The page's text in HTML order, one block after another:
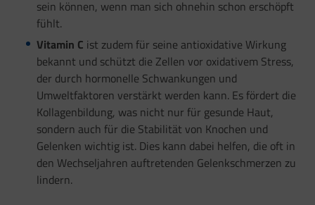
sein können, wenn man sich ohnehin schon erschöpft
fühlt.
Vitamin C ist zudem für seine antioxidative Wirkung
bekannt und schützt die Zellen vor oxidativem Stress,
der durch hormonelle Schwankungen und
Umweltfaktoren verstärkt werden kann. Es fördert die
Kollagenbildung, was nicht nur für gesunde Haut,
sondern auch für die Stabilität von Knochen und
Gelenken wichtig ist. Dies kann dabei helfen, die oft in
den Wechseljahren auftretenden Gelenkschmerzen zu
lindern.